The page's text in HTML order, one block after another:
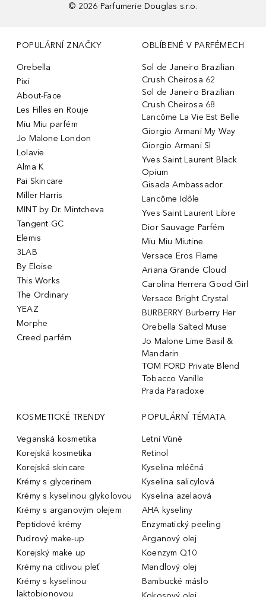
© 2026 Parfumerie Douglas s.r.o.
POPULÁRNÍ ZNAČKY
Orebella
Pixi
About-Face
Les Filles en Rouje
Miu Miu parfém
Jo Malone London
Lolavie
Alma K
Pai Skincare
Miller Harris
MINT by Dr. Mintcheva
Tangent GC
Elemis
3LAB
By Eloise
This Works
The Ordinary
YEAZ
Morphe
Creed parfém
OBLÍBENÉ V PARFÉMECH
Sol de Janeiro Brazilian
Crush Cheirosa 62
Sol de Janeiro Brazilian
Crush Cheirosa 68
Lancôme La Vie Est Belle
Giorgio Armani My Way
Giorgio Armani Sì
Yves Saint Laurent Black
Opium
Gisada Ambassador
Lancôme Idôle
Yves Saint Laurent Libre
Dior Sauvage Parfém
Miu Miu Miutine
Versace Eros Flame
Ariana Grande Cloud
Carolina Herrera Good Girl
Versace Bright Crystal
BURBERRY Burberry Her
Orebella Salted Muse
Jo Malone Lime Basil &
Mandarin
TOM FORD Private Blend
Tobacco Vanille
Prada Paradoxe
KOSMETICKÉ TRENDY
Veganská kosmetika
Korejská kosmetika
Korejská skincare
Krémy s glycerinem
Krémy s kyselinou glykolovou
Krémy s arganovým olejem
Peptidové krémy
Pudrový make-up
Korejský make up
Krémy na citlivou pleť
Krémy s kyselinou
laktobionovou
POPULÁRNÍ TÉMATA
Letní Vůně
Retinol
Kyselina mléčná
Kyselina salicylová
Kyselina azelaová
AHA kyseliny
Enzymatický peeling
Arganový olej
Koenzym Q10
Mandlový olej
Bambucké máslo